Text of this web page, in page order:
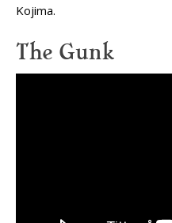
Kojima.
The Gunk